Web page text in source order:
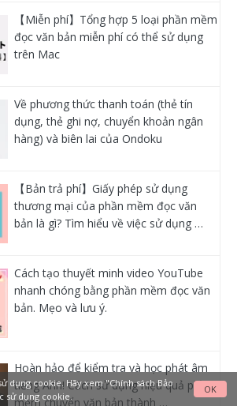
【Miễn phí】Tổng hợp 5 loại phần mềm
đọc văn bản miễn phí có thể sử dụng
trên Mac
Về phương thức thanh toán (thẻ tín
dụng, thẻ ghi nợ, chuyển khoản ngân
hàng) và biên lai của Ondoku
【Bản trả phí】Giấy phép sử dụng
thương mại của phần mềm đọc văn
bản là gì? Tìm hiểu về việc sử dụng …
Cách tạo thuyết minh video YouTube
nhanh chóng bằng phần mềm đọc văn
bản. Mẹo và lưu ý.
Hoàn hảo để kiểm tra và học phát âm
tiếng Anh! Cách sử dụng hiệu quả phần
mềm chuyển văn bản thành …
dụng cookie. Hãy xem"Chính sách Bảo
sử dụng cookie.
OK